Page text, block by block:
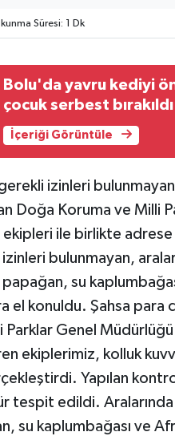
Süresi: 1 Dk
Bolu'da yavru kediyi
çocuk serbest bırakıldı
İçeriği Görüntüle
izinleri
Doğa Koruma ve Milli
ile birlikte
bulunmayan,
su
el konuldu. Şahsa para
Parklar Genel
ekiplerimiz, kolluk
Yapılan
tespit edildi.
su kaplumbağası ve